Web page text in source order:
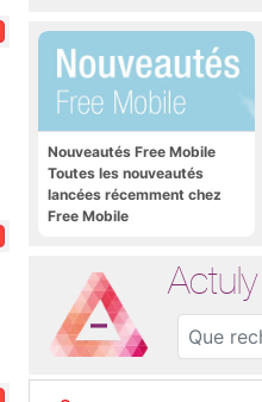
Nouveautés Free Mobile
Toutes les nouveautés
lancées récemment chez
Free Mobile
Actuly